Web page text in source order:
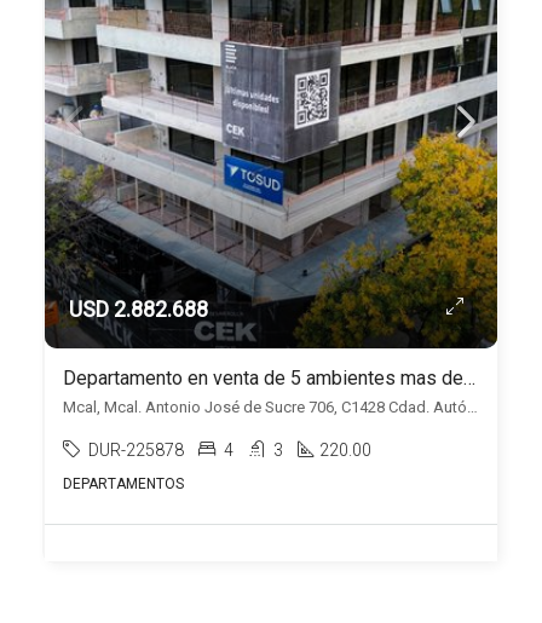
USD 2.882.688
Departamento en venta de 5 ambientes mas dependencia en Belgrano
Mcal, Mcal. Antonio José de Sucre 706, C1428 Cdad. Autónoma de Buenos Aires Duplicado, Belgrano, Capital Federal
DUR-225878 4 3 220.00
DEPARTAMENTOS